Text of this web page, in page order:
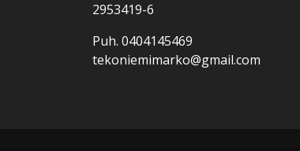
2953419-6
Puh. 0404145469
tekoniemimarko@gmail.com